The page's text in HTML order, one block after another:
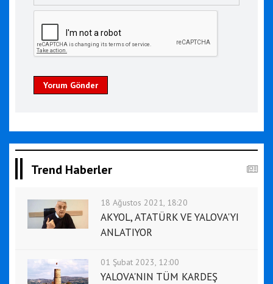
Yorum Gönder
Trend Haberler
18 Ağustos 2021, 18:20
AKYOL, ATATÜRK VE YALOVA'YI
ANLATIYOR
01 Şubat 2023, 12:00
YALOVA'NIN TÜM KARDEŞ